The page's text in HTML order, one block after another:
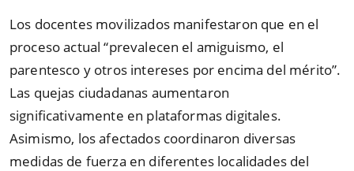
Los docentes movilizados manifestaron que en el
proceso actual“prevalecen el amiguismo, el
parentesco y otros intereses por encima del mérito”.
Las quejas ciudadanas aumentaron
significativamente en plataformas digitales.
Asimismo, los afectados coordinaron diversas
medidas de fuerza en diferentes localidades del